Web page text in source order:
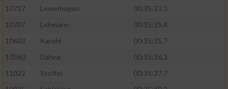
10717
Levenhagen
00:35:33.3
10707
Lehmann
00:35:35.4
10603
Karohl
00:35:35.7
10360
Dähne
00:35:36.3
11022
Stoffel
00:35:37.7